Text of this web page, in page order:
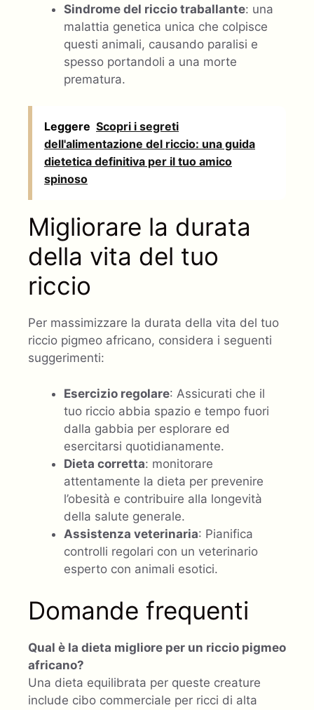
Sindrome del riccio traballante: una
malattia genetica unica che colpisce
questi animali, causando paralisi e
spesso portandoli a una morte
prematura.
Leggere Scopri i segreti
dell'alimentazione del riccio: una guida
dietetica definitiva per il tuo amico
spinoso
Migliorare la durata
della vita del tuo
riccio
Per massimizzare la durata della vita del tuo
riccio pigmeo africano, considera i seguenti
suggerimenti:
Esercizio regolare: Assicurati che il
tuo riccio abbia spazio e tempo fuori
dalla gabbia per esplorare ed
esercitarsi quotidianamente.
Dieta corretta: monitorare
attentamente la dieta per prevenire
l’obesità e contribuire alla longevità
della salute generale.
Assistenza veterinaria: Pianifica
controlli regolari con un veterinario
esperto con animali esotici.
Domande frequenti
Qual è la dieta migliore per un riccio pigmeo
africano?
Una dieta equilibrata per queste creature
include cibo commerciale per ricci di alta